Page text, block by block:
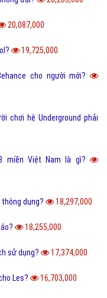
20,087,000
19,725,000
cho người mới?
chơi hệ Underground phải
miền Việt Nam là gì?
dụng? 18,297,000
18,255,000
sử dụng? 17,374,000
Les? 16,703,000